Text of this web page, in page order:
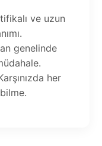
ve uzun
genelinde
her